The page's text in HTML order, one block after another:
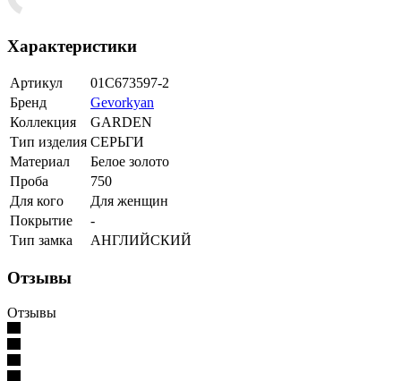
Характеристики
Артикул
01С673597-2
Бренд
Gevorkyan
Коллекция
GARDEN
Тип изделия СЕРЬГИ
Материал
Белое золото
Проба
750
Для кого
Для женщин
Покрытие
-
Тип замка
АНГЛИЙСКИЙ
Отзывы
Отзывы